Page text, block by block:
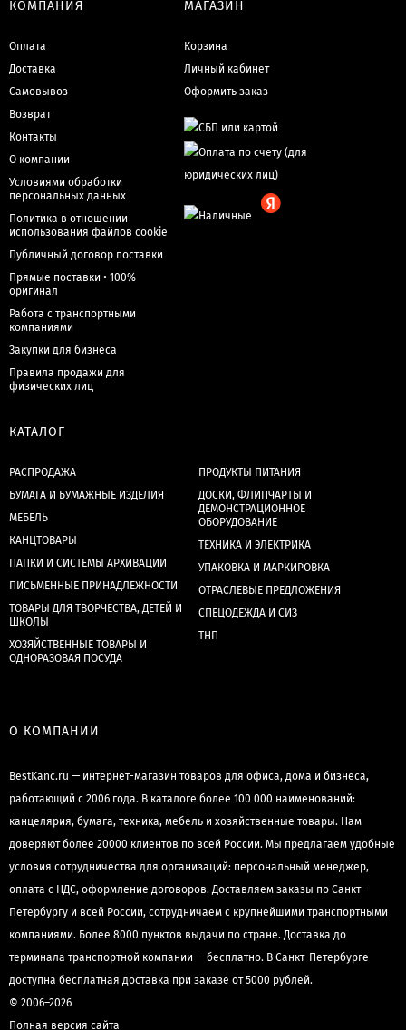
КОМПАНИЯ
Оплата
Доставка
Самовывоз
Возврат
Контакты
О компании
Условиями обработки
персональных данных
Политика в отношении
использования файлов cookie
Публичный договор поставки
Прямые поставки • 100%
оригинал
Работа с транспортными
компаниями
Закупки для бизнеса
Правила продажи для
физических лиц
МАГАЗИН
Корзина
Личный кабинет
Оформить заказ
КАТАЛОГ
РАСПРОДАЖА
БУМАГА И БУМАЖНЫЕ ИЗДЕЛИЯ
МЕБЕЛЬ
КАНЦТОВАРЫ
ПАПКИ И СИСТЕМЫ АРХИВАЦИИ
ПИСЬМЕННЫЕ ПРИНАДЛЕЖНОСТИ
ТОВАРЫ ДЛЯ ТВОРЧЕСТВА, ДЕТЕЙ И
ШКОЛЫ
ХОЗЯЙСТВЕННЫЕ ТОВАРЫ И
ОДНОРАЗОВАЯ ПОСУДА
ПРОДУКТЫ ПИТАНИЯ
ДОСКИ, ФЛИПЧАРТЫ И
ДЕМОНСТРАЦИОННОЕ
ОБОРУДОВАНИЕ
ТЕХНИКА И ЭЛЕКТРИКА
УПАКОВКА И МАРКИРОВКА
ОТРАСЛЕВЫЕ ПРЕДЛОЖЕНИЯ
СПЕЦОДЕЖДА И СИЗ
ТНП
О КОМПАНИИ
BestKanc.ru — интернет-магазин товаров для офиса, дома и бизнеса,
работающий с 2006 года. В каталоге более 100 000 наименований:
канцелярия, бумага, техника, мебель и хозяйственные товары. Нам
доверяют более 20000 клиентов по всей России. Мы предлагаем удобные
условия сотрудничества для организаций: персональный менеджер,
оплата с НДС, оформление договоров. Доставляем заказы по Санкт-
Петербургу и всей России, сотрудничаем с крупнейшими транспортными
компаниями. Более 8000 пунктов выдачи по стране. Доставка до
терминала транспортной компании — бесплатно. В Санкт-Петербурге
доступна бесплатная доставка при заказе от 5000 рублей.
© 2006–2026
Полная версия сайта